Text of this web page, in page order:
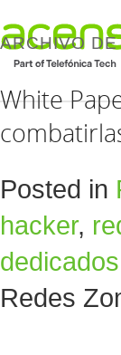
ARCHIVO
White
Posted in
hacker,
dedicados
Redes